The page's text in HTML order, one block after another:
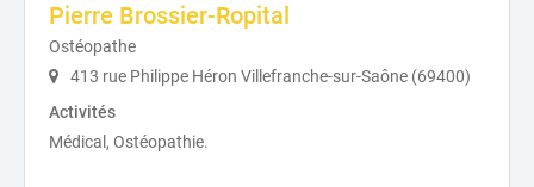
Pierre Brossier-Ropital
Ostéopathe
413 rue Philippe Héron Villefranche-sur-Saône (69400)
Activités
Médical, Ostéopathie.